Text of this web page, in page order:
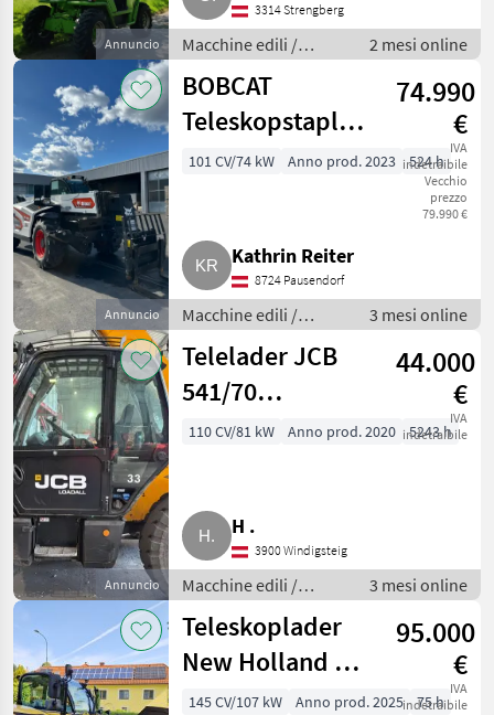
Annuncio
3314 Strengberg
Macchine edili /
Caricatori telescopici
2 mesi online
Annuncio
BOBCAT
Teleskopstapler
BOBCAT T40.180
74.990
€
IVA
indetraibile
Vecchio
prezzo
79.990 €
101 CV/74 kW Anno prod. 2023 524 h
Kathrin Reiter
8724 Pausendorf
Macchine edili /
Caricatori telescopici
3 mesi online
Annuncio
Telelader JCB
541/70
Wastemaster
44.000
€
IVA
indetraibile
110 CV/81 kW Anno prod. 2020 5243 h
H .
3900 Windigsteig
Macchine edili /
Caricatori telescopici
3 mesi online
Teleskoplader
New Holland TH
7.37 ELITE
95.000
€
IVA
indetraibile
145 CV/107 kW Anno prod. 2025 75 h